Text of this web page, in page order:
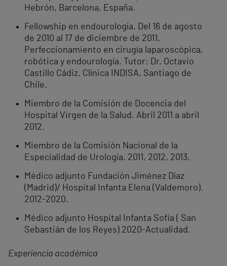
Hebrón, Barcelona, España.
Fellowship en endourología. Del 16 de agosto
de 2010 al 17 de diciembre de 2011.
Perfeccionamiento en cirugía laparoscópica,
robótica y endourología. Tutor: Dr. Octavio
Castillo Cádiz. Clínica INDISA, Santiago de
Chile.
Miembro de la Comisión de Docencia del
Hospital Virgen de la Salud. Abril 2011 a abril
2012.
Miembro de la Comisión Nacional de la
Especialidad de Urología. 2011, 2012, 2013.
Médico adjunto Fundación Jiménez Díaz
(Madrid)/ Hospital Infanta Elena (Valdemoro).
2012-2020.
Médico adjunto Hospital Infanta Sofia ( San
Sebastián de los Reyes) 2020-Actualidad.
Experiencia académica